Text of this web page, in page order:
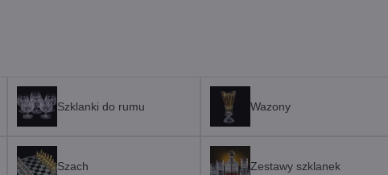
Szklanki do rumu Wazony
Szach Zestawy szklanek